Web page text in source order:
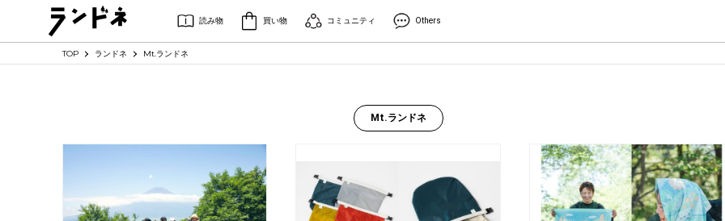
読み物 買い物 コミュニティ Others
TOP ランドネ Mt.ランドネ
Mt.ランドネ